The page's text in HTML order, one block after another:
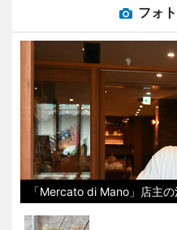
フォ
「Mercato di Mano」店主